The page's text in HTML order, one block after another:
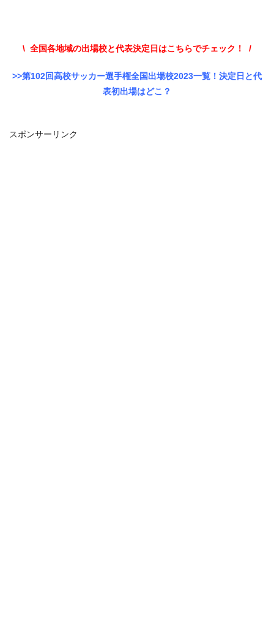
\ 全国各地域の出場校と代表決定日はこちらでチェック！ /
>>第102回高校サッカー選手権全国出場校2023一覧！決定日と代
表初出場はどこ？
スポンサーリンク